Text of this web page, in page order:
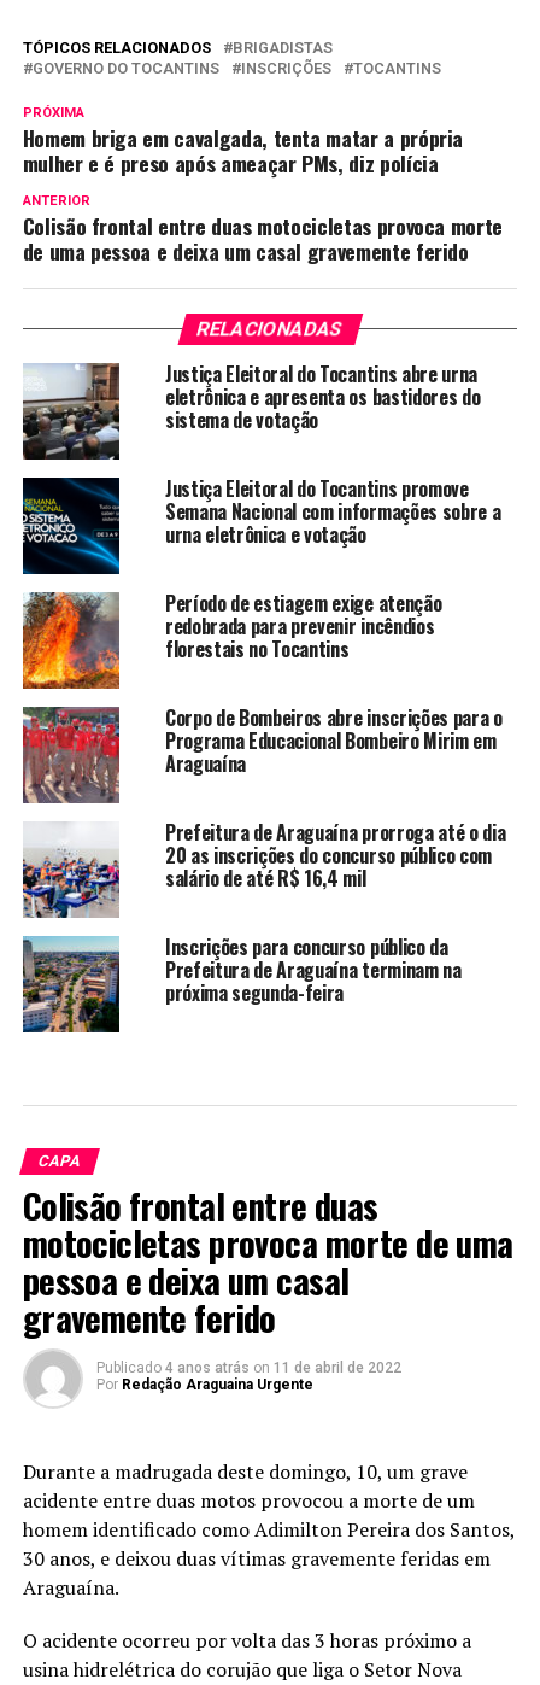
TÓPICOS RELACIONADOS
BRIGADISTAS
GOVERNO DO TOCANTINS
INSCRIÇÕES TOCANTINS
PRÓXIMA
Homem briga em cavalgada, tenta matar a própria
mulher e é preso após ameaçar PMs, diz polícia
ANTERIOR
Colisão frontal entre duas motocicletas provoca morte
de uma pessoa e deixa um casal gravemente ferido
RELACIONADAS
Justiça Eleitoral do Tocantins abre urna
eletrônica e apresenta os bastidores do
sistema de votação
Justiça Eleitoral do Tocantins promove
Semana Nacional com informações sobre a
urna eletrônica e votação
Período de estiagem exige atenção
redobrada para prevenir incêndios
florestais no Tocantins
Corpo de Bombeiros abre inscrições para o
Programa Educacional Bombeiro Mirim em
Araguaína
Prefeitura de Araguaína prorroga até o dia
20 as inscrições do concurso público com
salário de até R$ 16,4 mil
Inscrições para concurso público da
Prefeitura de Araguaína terminam na
próxima segunda-feira
CAPA
Colisão frontal entre duas
motocicletas provoca morte de uma
pessoa e deixa um casal
gravemente ferido
Publicado 4 anos atrás on 11 de abril de 2022
Por Redação Araguaina Urgente
Durante a madrugada deste domingo, 10, um grave
acidente entre duas motos provocou a morte de um
homem identificado como Adimilton Pereira dos Santos,
30 anos, e deixou duas vítimas gravemente feridas em
Araguaína.
O acidente ocorreu por volta das 3 horas próximo a
usina hidrelétrica do corujão que liga o Setor Nova